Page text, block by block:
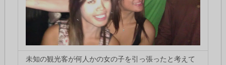
未知の観光客が何人かの女の子を引っ張ったと考えて